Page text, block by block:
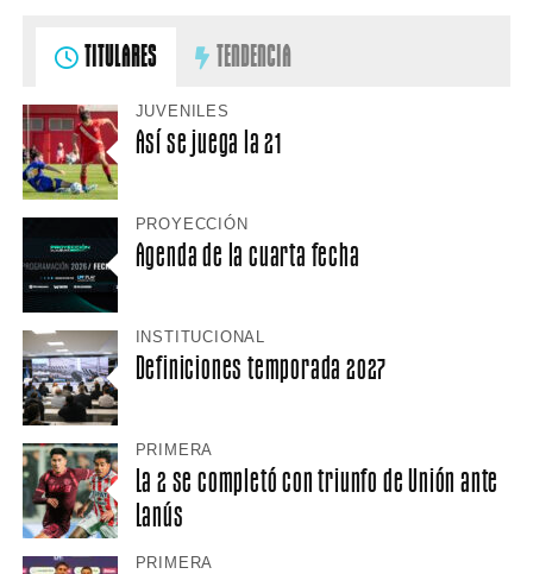
TITULARES TENDENCIA
JUVENILES
Así se juega la 21
PROYECCIÓN
Agenda de la cuarta fecha
INSTITUCIONAL
Definiciones temporada 2027
PRIMERA
La 2 se completó con triunfo de Unión ante
Lanús
PRIMERA